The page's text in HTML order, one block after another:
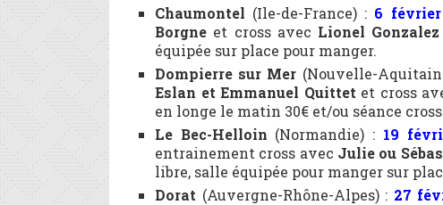
Chaumontel (Ile-de-France) : 6 février
Borgne et cross avec Lionel Gonzalez
équipée sur place pour manger.
Dompierre sur Mer (Nouvelle-
Eslan et Emmanuel Quittet et cross
en longe le matin 30€ et/ou séance
Le Bec-Helloin (Normandie) : 19
entrainement cross avec Julie ou
libre, salle équipée pour manger sur
Dorat (Auvergne-Rhône-Alpes) : 27